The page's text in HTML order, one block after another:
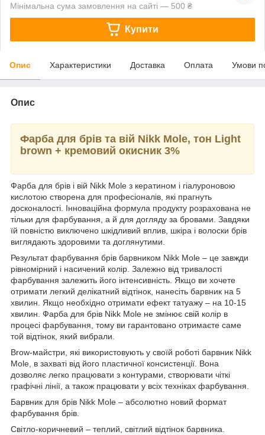
Мінімальна сума замовлення на сайті — 500 ₴
Купити
Опис Характеристики Доставка Оплата Умови
Опис
Фарба для брів та вій Nikk Mole, тон Light
brown + кремовий окисник 3%
Фарба для брів і вій Nikk Mole з кератином і гіалуроновою
кислотою створена для професіоналів, які прагнуть
досконалості. Інноваційна формула продукту розрахована не
тільки для фарбування, а й для догляду за бровами. Завдяки
їй повністю виключено шкідливий вплив, шкіра і волоски брів
виглядають здоровими та доглянутими.
Результат фарбування брів барвником Nikk Mole – це завжди
рівномірний і насичений колір. Залежно від тривалості
фарбування залежить його інтенсивність. Якщо ви хочете
отримати легкий делікатний відтінок, нанесіть барвник на 5
хвилин. Якщо необхідно отримати ефект татуажу – на 10-15
хвилин. Фарба для брів Nikk Mole не змінює свій колір в
процесі фарбування, тому ви гарантовано отримаєте саме
той відтінок, який вибрали.
Brow-майстри, які використовують у своїй роботі барвник Nikk
Mole, в захваті від його пластичної консистенції. Вона
дозволяє легко працювати з контурами, створювати чіткі
графічні лінії, а також працювати у всіх техніках фарбування.
Барвник для брів Nikk Mole – абсолютно новий формат
фарбування брів.
Світло-коричневий – теплий, світлий відтінок барвника.